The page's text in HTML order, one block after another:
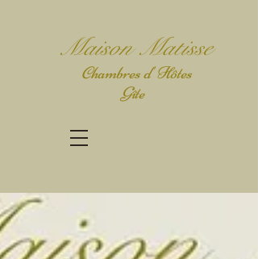
Maison Matisse
Chambres d' Hôtes
Gîte